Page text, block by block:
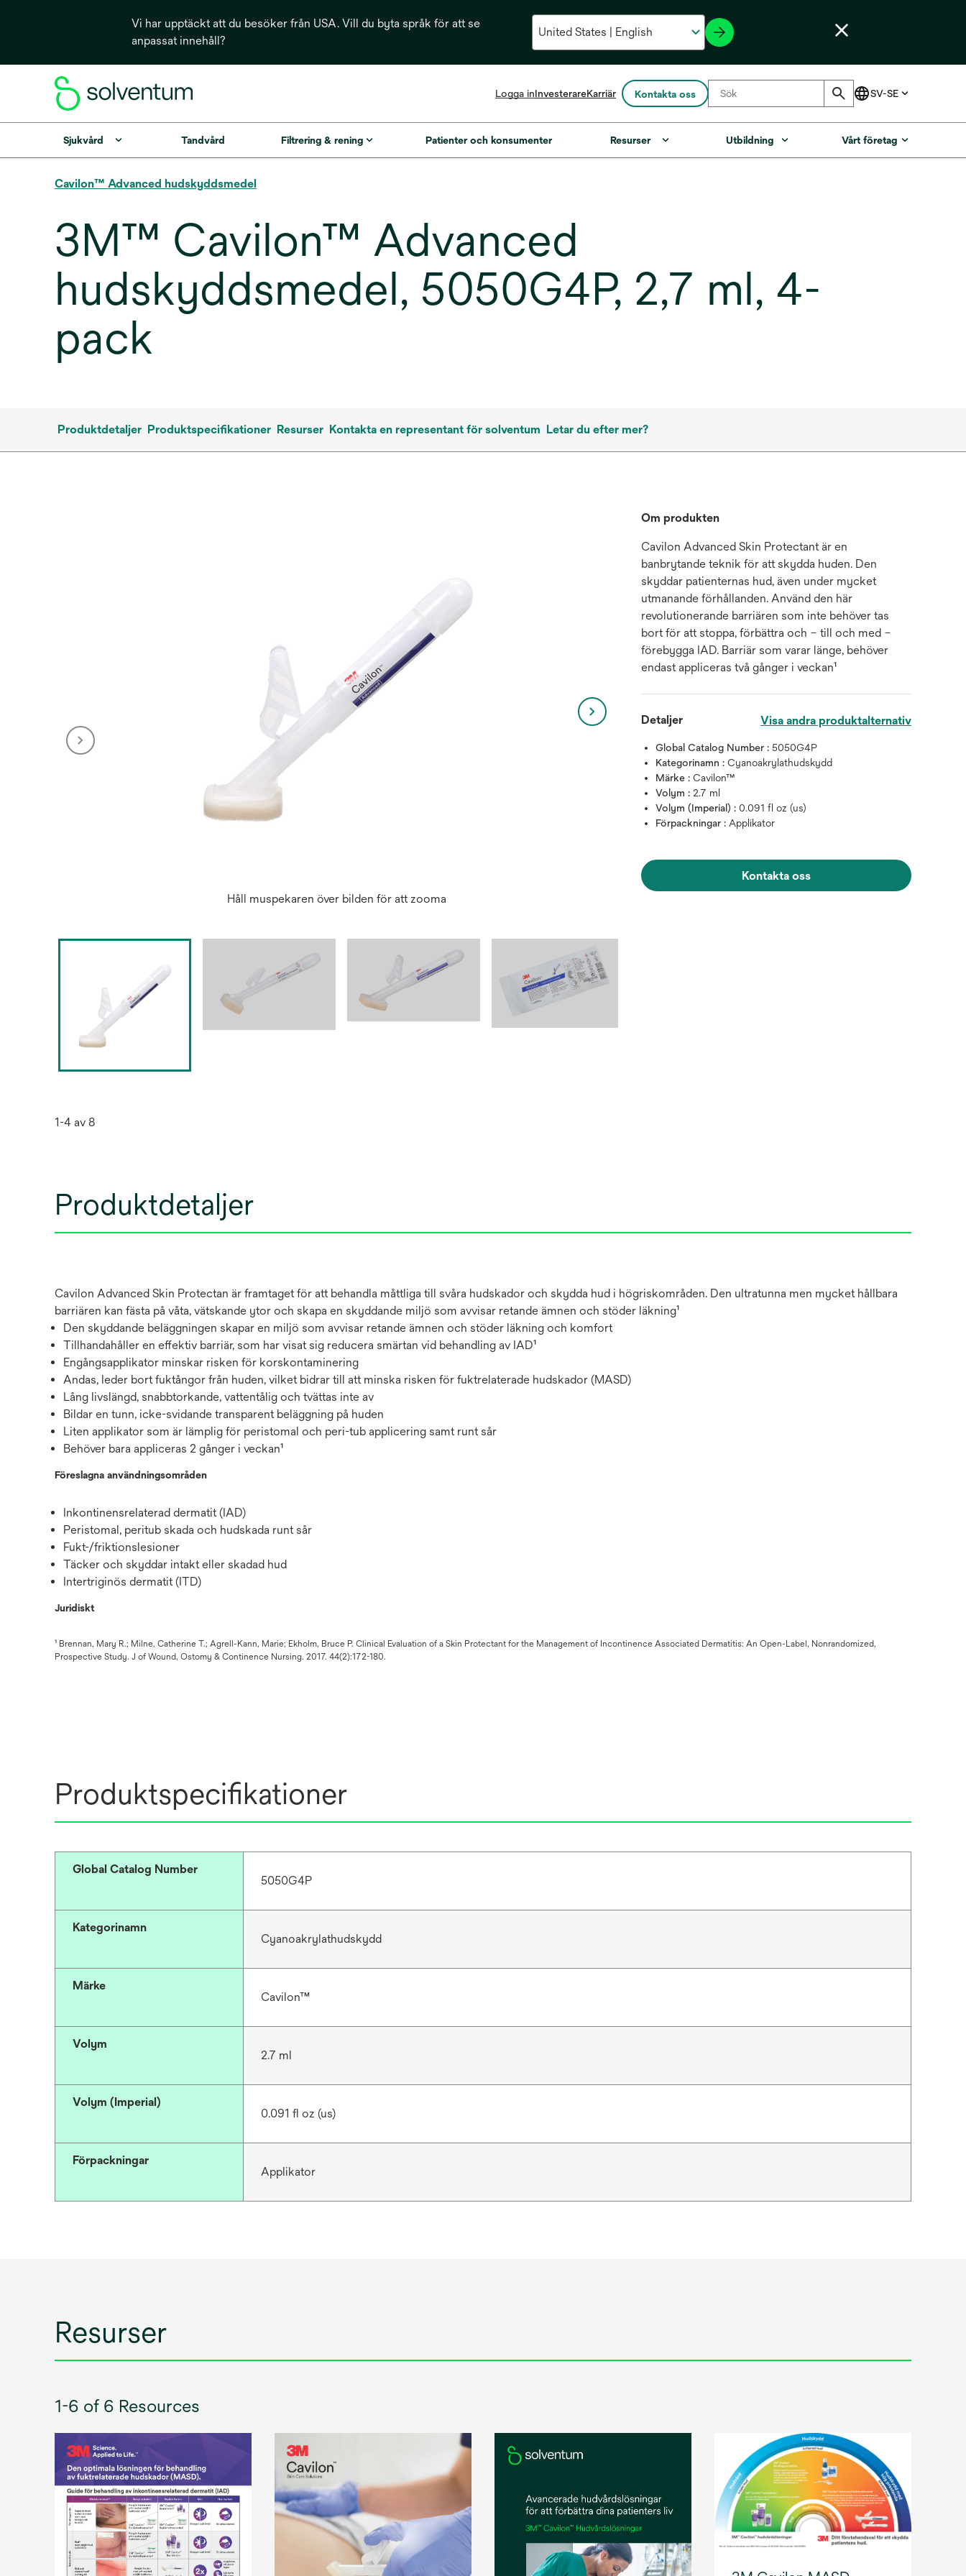
Vi har upptäckt att du besöker från USA. Vill du byta språk för att se
anpassat innehåll?
Logga inInvesterareopens
a
Karriär Kontakta oss
Sjukvård Tandvård Filtrering & rening Patienter och konsumenter Resurser Utbildning Vårt företag
Cavilon™ Advanced hudskyddsmedel
3M™ Cavilon™ Advanced
hudskyddsmedel, 5050G4P, 2,7 ml, 4-
pack
Produktdetaljer Produktspecifikationer Resurser Kontakta en representant för solventum Letar du efter mer?
Håll muspekaren över bilden för att zooma
1-4 av 8
Om produkten
Cavilon Advanced Skin Protectant är en
banbrytande teknik för att skydda huden. Den
skyddar patienternas hud, även under mycket
utmanande förhållanden. Använd den här
revolutionerande barriären som inte behöver tas
bort för att stoppa, förbättra och – till och med –
förebygga IAD. Barriär som varar länge, behöver
endast appliceras två gånger i veckan¹
Detaljer Visa andra produktalternativ
Global Catalog Number :5050G4P
Kategorinamn :Cyanoakrylathudskydd
Märke :Cavilon™
Volym :2.7 ml
Volym (Imperial) :0.091 fl oz (us)
Förpackningar : Applikator
Kontakta oss
Produktdetaljer
Cavilon Advanced Skin Protectan är framtaget för att behandla måttliga till svåra hudskador och skydda hud i högriskområden. Den ultratunna men mycket hållbara
barriären kan fästa på våta, vätskande ytor och skapa en skyddande miljö som avvisar retande ämnen och stöder läkning¹
Den skyddande beläggningen skapar en miljö som avvisar retande ämnen och stöder läkning och komfort
Tillhandahåller en effektiv barriär, som har visat sig reducera smärtan vid behandling av IAD¹
Engångsapplikator minskar risken för korskontaminering
Andas, leder bort fuktångor från huden, vilket bidrar till att minska risken för fuktrelaterade hudskador (MASD)
Lång livslängd, snabbtorkande, vattentålig och tvättas inte av
Bildar en tunn, icke-svidande transparent beläggning på huden
Liten applikator som är lämplig för peristomal och peri-tub applicering samt runt sår
Behöver bara appliceras 2 gånger i veckan¹
Föreslagna användningsområden
Inkontinensrelaterad dermatit (IAD)
Peristomal, peritub skada och hudskada runt sår
Fukt-/friktionslesioner
Täcker och skyddar intakt eller skadad hud
Intertriginös dermatit (ITD)
Juridiskt
¹ Brennan, Mary R.; Milne, Catherine T.; Agrell-Kann, Marie; Ekholm, Bruce P. Clinical Evaluation of a Skin Protectant for the Management of Incontinence Associated Dermatitis: An Open-Label, Nonrandomized,
Prospective Study. J of Wound, Ostomy & Continence Nursing. 2017. 44(2):172-180.
Produktspecifikationer
Global Catalog Number
5050G4P
Kategorinamn
Cyanoakrylathudskydd
Märke
Cavilon™
Volym
2.7 ml
Volym (Imperial)
0.091 fl oz (us)
Förpackningar
Applikator
Resurser
1-6 of 6 Resources